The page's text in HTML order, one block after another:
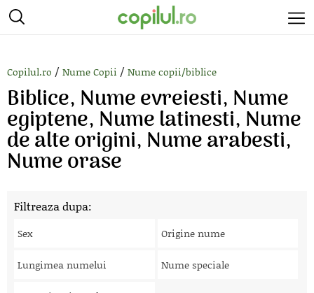
Copilul.ro / Nume Copii / Nume copii/biblice
Biblice, Nume evreiesti, Nume
egiptene, Nume latinesti, Nume
de alte origini, Nume arabesti,
Nume orase
Filtreaza dupa:
Sex Origine nume
Lungimea numelui Nume speciale